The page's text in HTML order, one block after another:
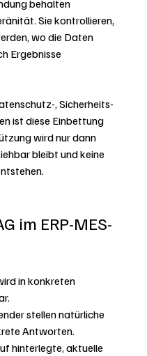
behalten
Sie kontrollieren,
wo die Daten
Ergebnisse
, Sicherheits-
ist diese Einbettung
wird nur dann
bleibt und keine
im ERP-MES-
in konkreten
stellen natürliche
Antworten.
hinterlegte, aktuelle